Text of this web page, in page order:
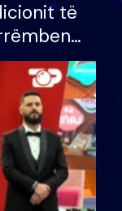
të
eurosh